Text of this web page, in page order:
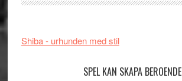
Shiba - urhunden med stil
SPEL KAN SKAPA BEROENDE